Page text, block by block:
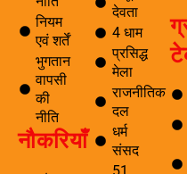
नियम
एवं शर्तें
भुगतान
वापसी
की
नीति
नौकरियाँ
देवता
4 धाम
प्रसिद्ध
मेला
राजनीतिक
दल
धर्म
संसद